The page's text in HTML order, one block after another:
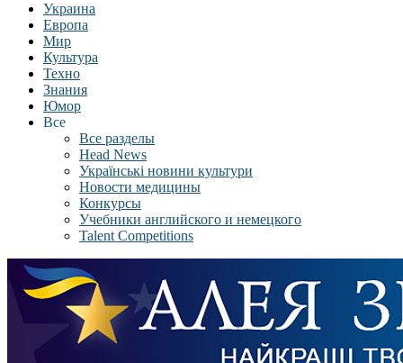
Украина
Европа
Мир
Культура
Техно
Знания
Юмор
Все
Все разделы
Head News
Українські новини культури
Новости медицины
Конкурсы
Учебники английского и немецкого
Talent Competitions